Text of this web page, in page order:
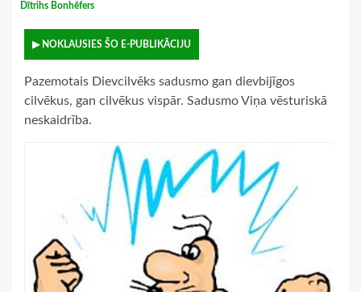
Dītrihs Bonhēfers
▶ NOKLAUSIES ŠO E-PUBLIKĀCIJU
Pazemotais Dievcilvēks sadusmo gan dievbijīgos
cilvēkus, gan cilvēkus vispār. Sadusmo Viņa vēsturiskā
neskaidrība.